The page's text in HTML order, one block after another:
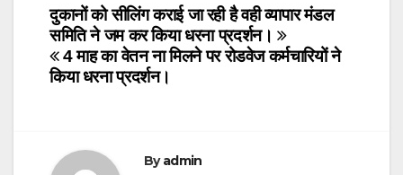
Post
navigation
दुकानों को सीलिंग कराई जा रही है वही व्यापार मंडल
समिति ने जम कर किया धरना प्रदर्शन।
4 माह का वेतन ना मिलने पर रोडवेज कर्मचारियों ने
किया धरना प्रदर्शन।
Byadmin